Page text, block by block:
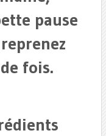
pause
fois.